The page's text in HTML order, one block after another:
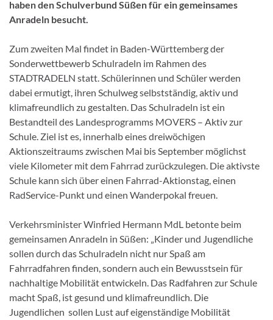
haben den Schulverbund Süßen für ein gemeinsames
Anradeln besucht.
Zum zweiten Mal findet in Baden-Württemberg der
Sonderwettbewerb Schulradeln im Rahmen des
STADTRADELN statt. Schülerinnen und Schüler werden
dabei ermutigt, ihren Schulweg selbstständig, aktiv und
klimafreundlich zu gestalten. Das Schulradeln ist ein
Bestandteil des Landesprogramms MOVERS – Aktiv zur
Schule. Ziel ist es, innerhalb eines dreiwöchigen
Aktionszeitraums zwischen Mai bis September möglichst
viele Kilometer mit dem Fahrrad zurückzulegen. Die aktivste
Schule kann sich über einen Fahrrad-Aktionstag, einen
RadService-Punkt und einen Wanderpokal freuen.
Verkehrsminister Winfried Hermann MdL betonte beim
gemeinsamen Anradeln in Süßen: „Kinder und Jugendliche
sollen durch das Schulradeln nicht nur Spaß am
Fahrradfahren finden, sondern auch ein Bewusstsein für
nachhaltige Mobilität entwickeln. Das Radfahren zur Schule
macht Spaß, ist gesund und klimafreundlich. Die
Jugendlichen sollen Lust auf eigenständige Mobilität